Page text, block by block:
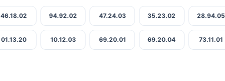
46.18.02 94.92.02 47.24.03 35.23.02 28.94.05
01.13.20 10.12.03 69.20.01 69.20.04 73.11.01